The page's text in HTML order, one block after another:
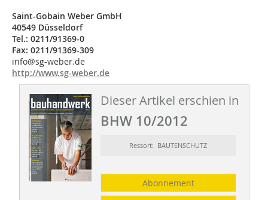
Saint-Gobain Weber GmbH
40549 Düsseldorf
Tel.: 0211/91369-0
Fax: 0211/91369-309
info@sg-weber.de
http://www.sg-weber.de
Dieser Artikel erschien in
BHW 10/2012
Ressort: BAUTENSCHUTZ
Abonnement